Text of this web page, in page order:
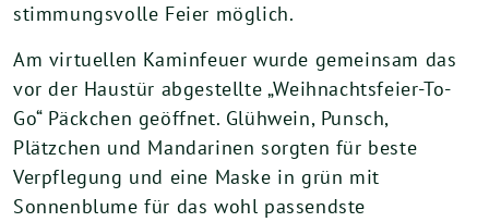
stimmungsvolle Feier möglich.
Am virtuellen Kaminfeuer wurde gemeinsam das
vor der Haustür abgestellte „Weihnachtsfeier-To-
Go“ Päckchen geöffnet. Glühwein, Punsch,
Plätzchen und Mandarinen sorgten für beste
Verpflegung und eine Maske in grün mit
Sonnenblume für das wohl passendste